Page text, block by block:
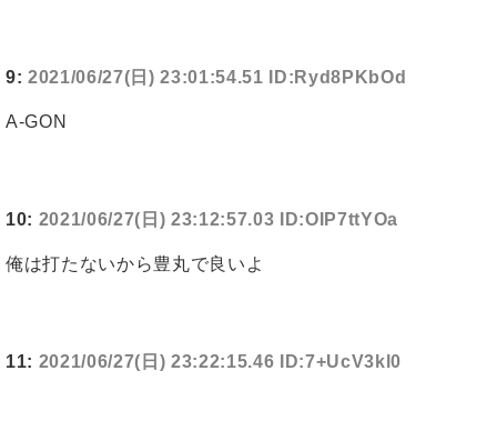
9: 2021/06/27(日) 23:01:54.51 ID:Ryd8PKbOd
A-GON
10: 2021/06/27(日) 23:12:57.03 ID:OIP7ttYOa
俺は打たないから豊丸で良いよ
11: 2021/06/27(日) 23:22:15.46 ID:7+UcV3kl0